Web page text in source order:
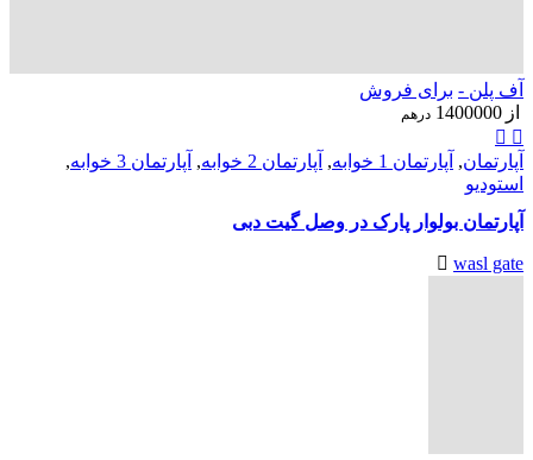
آف پلن - برای فروش
از 1400000 درهم
آپارتمان, آپارتمان 1 خوابه , آپارتمان 2 خوابه , آپارتمان 3 خوابه
,
استودیو
آپارتمان بولوار پارک در وصل گیت دبی
wasl gate